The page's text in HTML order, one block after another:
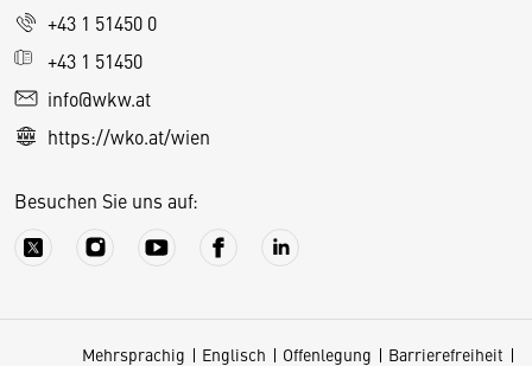
+43 1 51450 0
+43 1 51450
info@wkw.at
https://wko.at/wien
Besuchen Sie uns auf:
Mehrsprachig Englisch Offenlegung Barrierefreiheit
D
e
s
S
e